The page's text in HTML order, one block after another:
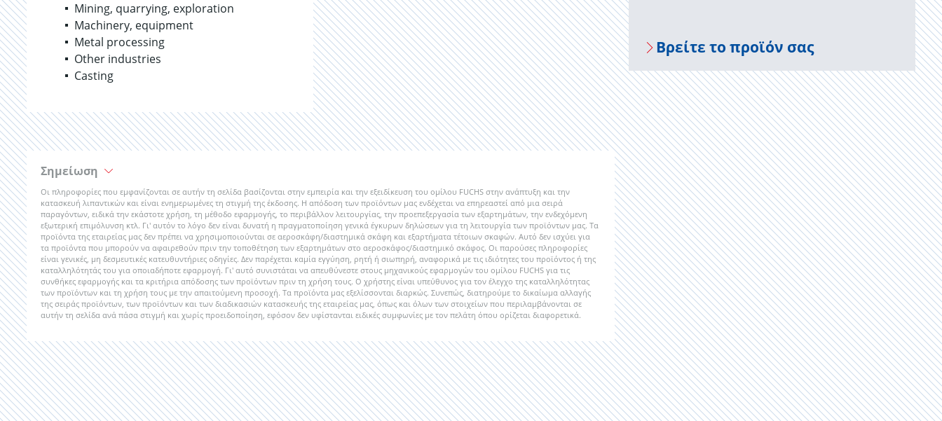
Mining, quarrying, exploration
Machinery, equipment
Metal processing
Other industries
Casting
Σημείωση
Οι πληροφορίες που εμφανίζονται σε αυτήν τη σελίδα βασίζονται στην εμπειρία και την εξειδίκευση του ομίλου FUCHS στην ανάπτυξη και την
κατασκευή λιπαντικών και είναι ενημερωμένες τη στιγμή της έκδοσης. Η απόδοση των προϊόντων μας ενδέχεται να επηρεαστεί από μια σειρά
παραγόντων, ειδικά την εκάστοτε χρήση, τη μέθοδο εφαρμογής, το περιβάλλον λειτουργίας, την προεπεξεργασία των εξαρτημάτων, την ενδεχόμενη
εξωτερική επιμόλυνση κτλ. Γι' αυτόν το λόγο δεν είναι δυνατή η πραγματοποίηση γενικά έγκυρων δηλώσεων για τη λειτουργία των προϊόντων μας. Τα
προϊόντα της εταιρείας μας δεν πρέπει να χρησιμοποιούνται σε αεροσκάφη/διαστημικά σκάφη και εξαρτήματα τέτοιων σκαφών. Αυτό δεν ισχύει για
τα προϊόντα που μπορούν να αφαιρεθούν πριν την τοποθέτηση των εξαρτημάτων στο αεροσκάφος/διαστημικό σκάφος. Οι παρούσες πληροφορίες
είναι γενικές, μη δεσμευτικές κατευθυντήριες οδηγίες. Δεν παρέχεται καμία εγγύηση, ρητή ή σιωπηρή, αναφορικά με τις ιδιότητες του προϊόντος ή της
καταλληλότητάς του για οποιαδήποτε εφαρμογή. Γι' αυτό συνιστάται να απευθύνεστε στους μηχανικούς εφαρμογών του ομίλου FUCHS για τις
συνθήκες εφαρμογής και τα κριτήρια απόδοσης των προϊόντων πριν τη χρήση τους. Ο χρήστης είναι υπεύθυνος για τον έλεγχο της καταλληλότητας
των προϊόντων και τη χρήση τους με την απαιτούμενη προσοχή. Τα προϊόντα μας εξελίσσονται διαρκώς. Συνεπώς, διατηρούμε το δικαίωμα αλλαγής
της σειράς προϊόντων, των προϊόντων και των διαδικασιών κατασκευής της εταιρείας μας, όπως και όλων των στοιχείων που περιλαμβάνονται σε
αυτήν τη σελίδα ανά πάσα στιγμή και χωρίς προειδοποίηση, εφόσον δεν υφίστανται ειδικές συμφωνίες με τον πελάτη όπου ορίζεται διαφορετικά.
Βρείτε το προϊόν σας